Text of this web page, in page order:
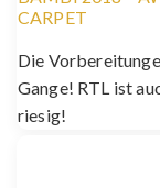
CARPET
Die
Gange! RTL ist
riesig!